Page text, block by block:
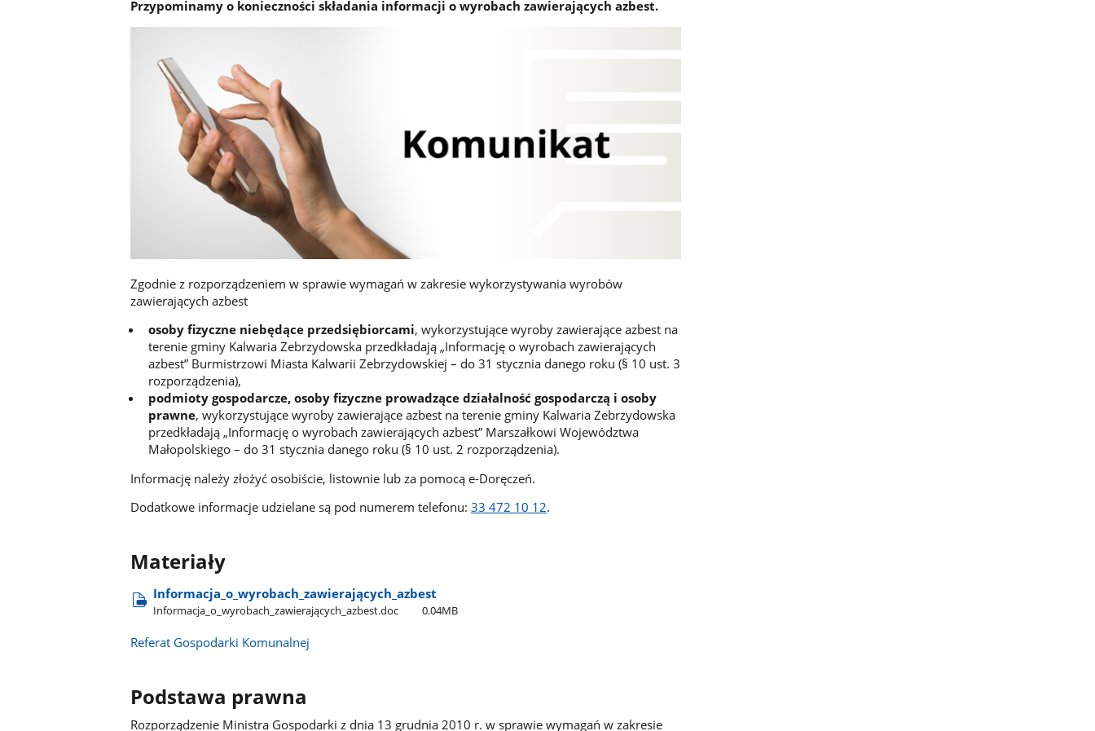
Przypominamy o konieczności składania informacji o wyrobach zawierających azbest.
Zgodnie z rozporządzeniem w sprawie wymagań w zakresie wykorzystywania wyrobów
zawierających azbest
osoby fizyczne niebędące przedsiębiorcami, wykorzystujące wyroby zawierające azbest na
terenie gminy Kalwaria Zebrzydowska przedkładają „Informację o wyrobach zawierających
azbest” Burmistrzowi Miasta Kalwarii Zebrzydowskiej – do 31 stycznia danego roku (§ 10 ust. 3
rozporządzenia),
podmioty gospodarcze, osoby fizyczne prowadzące działalność gospodarczą i osoby
prawne, wykorzystujące wyroby zawierające azbest na terenie gminy Kalwaria Zebrzydowska
przedkładają „Informację o wyrobach zawierających azbest” Marszałkowi Województwa
Małopolskiego – do 31 stycznia danego roku (§ 10 ust. 2 rozporządzenia).
Informację należy złożyć osobiście, listownie lub za pomocą e-Doręczeń.
Dodatkowe informacje udzielane są pod numerem telefonu: 33 472 10 12.
Materiały
Informacja​_o​_wyrobach​_zawierających​_azbest
Informacja​_o​_wyrobach​_zawierających​_azbest.doc 0.04MB
Referat Gospodarki Komunalnej
Podstawa prawna
Rozporządzenie Ministra Gospodarki z dnia 13 grudnia 2010 r. w sprawie wymagań w zakresie